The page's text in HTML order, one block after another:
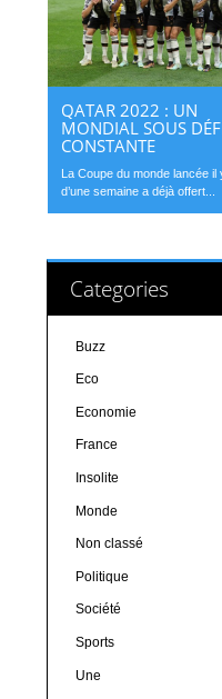
QATAR 2022 : UN
MONDIAL SOUS
CONSTANTE
La Coupe du monde lancée il
d’une semaine a déjà offert...
Categories
Buzz
Eco
Economie
France
Insolite
Monde
Non classé
Politique
Société
Sports
Une